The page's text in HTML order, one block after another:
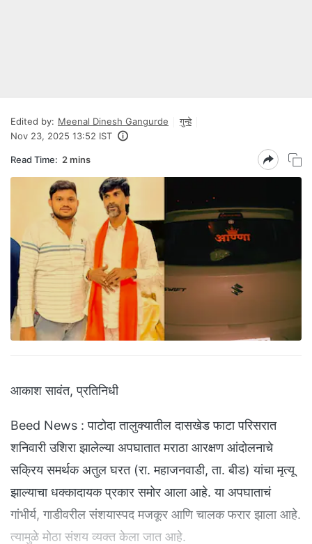
Edited by: Meenal Dinesh Gangurde
गुन्हे
Nov 23, 2025 13:52 IST
Read Time: 2 mins
आकाश सावंत, प्रतिनिधी
Beed News : पाटोदा तालुक्यातील दासखेड फाटा परिसरात
शनिवारी उशिरा झालेल्या अपघातात मराठा आरक्षण आंदोलनाचे
सक्रिय समर्थक अतुल घरत (रा. महाजनवाडी, ता. बीड) यांचा मृत्यू
झाल्याचा धक्कादायक प्रकार समोर आला आहे. या अपघाताचं
गांभीर्य, गाडीवरील संशयास्पद मजकूर आणि चालक फरार झाला आहे.
त्यामुळे मोठा संशय व्यक्त केला जात आहे.